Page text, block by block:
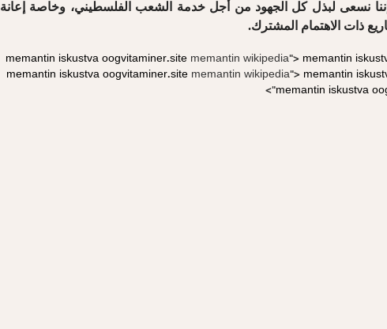
فإننا نسعى لبذل كل الجهود من أجل خدمة الشعب الفلسطيني، وخاصة إعانة
ذات الاهتمام المشترك.
memantin iskustvaoogvitaminer.site memantin wikipedia"> memantin
memantin iskustvaoogvitaminer.site memantin wikipedia"> memantin
memantin iskustva